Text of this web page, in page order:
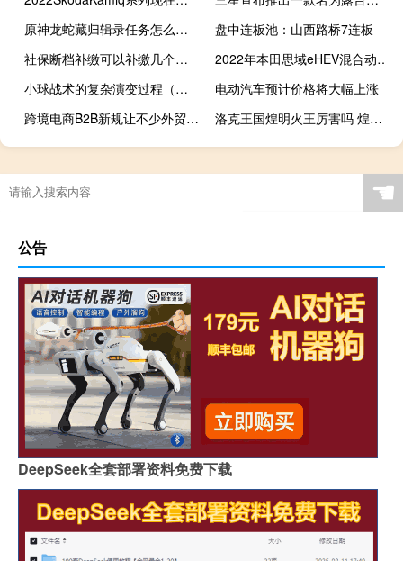
原神龙蛇藏归辑录任务怎么做-渊下宫五本书位置介绍
盘中连板池：山西路桥7连板
社保断档补缴可以补缴几个月社保断档补缴有必要补缴吗
2022年本田思域eHEV混合动力车已在欧洲亮相
小球战术的复杂演变过程（小球战术）
电动汽车预计价格将大幅上涨
跨境电商B2B新规让不少外贸企业倍感振奋
洛克王国煌明火王厉害吗 煌明火王技能表图鉴
☚
公告
DeepSeek全套部署资料免费下载